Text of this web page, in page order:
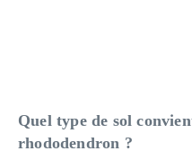
Quel type de sol
rhododendron ?